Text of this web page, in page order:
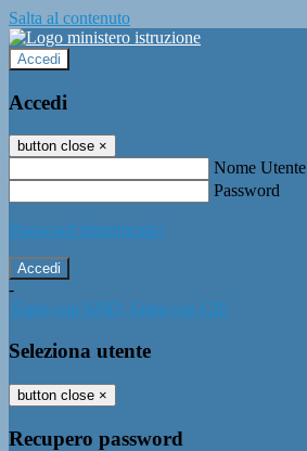
Salta al contenuto
Accedi
Accedi
button close ×
Nome Utente
Password
Password dimenticata?
-
Entra con SPID Entra con CIE
Seleziona utente
button close ×
Recupero password